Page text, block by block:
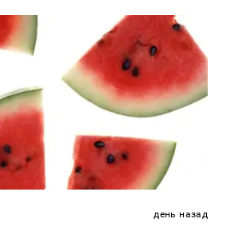
день назад